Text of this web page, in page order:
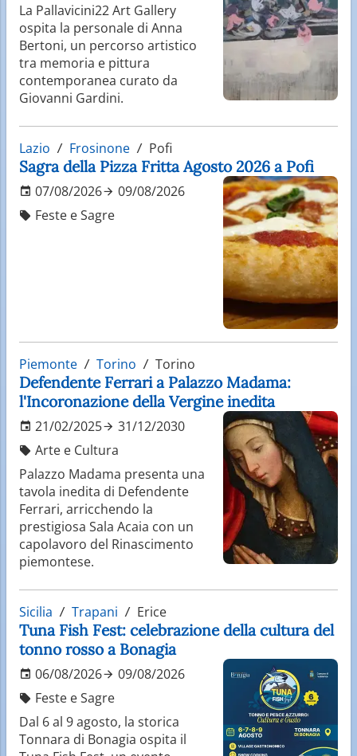
La Pallavicini22 Art Gallery
ospita la personale di Anna
Bertoni, un percorso artistico
tra memoria e pittura
contemporanea curato da
Giovanni Gardini.
Lazio Frosinone Pofi
Sagra della Pizza Fritta Agosto 2026 a Pofi
07/08/2026
09/08/2026
Feste e Sagre
Piemonte Torino Torino
Defendente Ferrari a Palazzo Madama:
l'Incoronazione della Vergine inedita
21/02/2025
31/12/2030
Arte e Cultura
Palazzo Madama presenta una
tavola inedita di Defendente
Ferrari, arricchendo la
prestigiosa Sala Acaia con un
capolavoro del Rinascimento
piemontese.
Sicilia Trapani Erice
Tuna Fish Fest: celebrazione della cultura del
tonno rosso a Bonagia
06/08/2026
09/08/2026
Feste e Sagre
Dal 6 al 9 agosto, la storica
Tonnara di Bonagia ospita il